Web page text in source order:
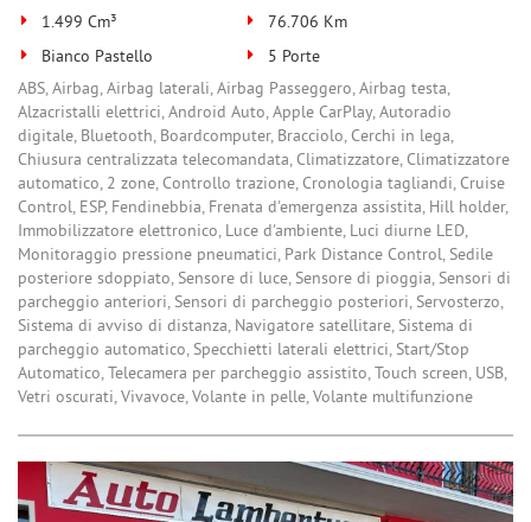
1.499 Cm³
76.706 Km
Bianco Pastello
5 Porte
ABS, Airbag, Airbag laterali, Airbag Passeggero, Airbag testa,
Alzacristalli elettrici, Android Auto, Apple CarPlay, Autoradio
digitale, Bluetooth, Boardcomputer, Bracciolo, Cerchi in lega,
Chiusura centralizzata telecomandata, Climatizzatore, Climatizzatore
automatico, 2 zone, Controllo trazione, Cronologia tagliandi, Cruise
Control, ESP, Fendinebbia, Frenata d'emergenza assistita, Hill holder,
Immobilizzatore elettronico, Luce d'ambiente, Luci diurne LED,
Monitoraggio pressione pneumatici, Park Distance Control, Sedile
posteriore sdoppiato, Sensore di luce, Sensore di pioggia, Sensori di
parcheggio anteriori, Sensori di parcheggio posteriori, Servosterzo,
Sistema di avviso di distanza, Navigatore satellitare, Sistema di
parcheggio automatico, Specchietti laterali elettrici, Start/Stop
Automatico, Telecamera per parcheggio assistito, Touch screen, USB,
Vetri oscurati, Vivavoce, Volante in pelle, Volante multifunzione